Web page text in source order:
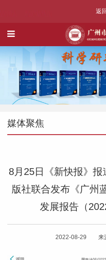
返
媒体聚焦
8月25日《新快报》
版社联合发布《广州
发展报告（
2022-08-29 来源